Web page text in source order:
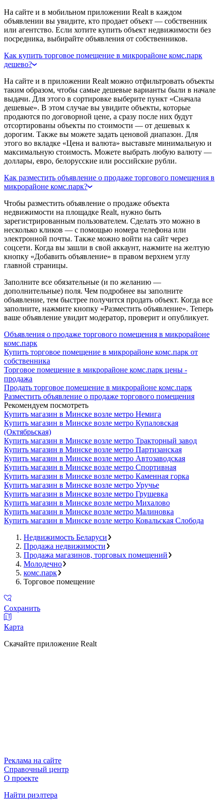
На сайте и в мобильном приложении Realt в каждом
объявлении вы увидите, кто продает объект — собственник
или агентство. Если хотите купить объект недвижимости без
посредника, выбирайте объявления от собственников.
Как купить торговое помещение в микрорайоне комс.парк
дешево?
На сайте и в приложении Realt можно отфильтровать объекты
таким образом, чтобы самые дешевые варианты были в начале
выдачи. Для этого в сортировке выберите пункт «Сначала
дешевые». В этом случае вы увидите объекты, которые
продаются по договорной цене, а сразу после них будут
отсортированы объекты по стоимости — от дешевых к
дорогим. Также вы можете задать ценовой диапазон. Для
этого во вкладке «Цена и валюта» выставьте минимальную и
максимальную стоимость. Можете выбрать любую валюту —
доллары, евро, белорусские или российские рубли.
Как разместить объявление о продаже торгового помещения в
микрорайоне комс.парк?
Чтобы разместить объявление о продаже объекта
недвижимости на площадке Realt, нужно быть
зарегистрированным пользователем. Сделать это можно в
несколько кликов — с помощью номера телефона или
электронной почты. Также можно войти на сайт через
соцсети. Когда вы зашли в свой аккаунт, нажмите на желтую
кнопку «Добавить объявление» в правом верхнем углу
главной страницы.
Заполните все обязательные (и по желанию —
дополнительные) поля. Чем подробнее вы заполните
объявление, тем быстрее получится продать объект. Когда все
заполните, нажмите кнопку «Разместить объявление». Теперь
ваше объявление увидит модератор, проверит и опубликует.
Объявления о продаже торгового помещения в микрорайоне
комс.парк
Купить торговое помещение в микрорайоне комс.парк от
собственника
Торговое помещение в микрорайоне комс.парк цены -
продажа
Продать торговое помещение в микрорайоне комс.парк
Разместить объявление о продаже торгового помещения
Рекомендуем посмотреть
Купить магазин в Минске возле метро Немига
Купить магазин в Минске возле метро Купаловская
(Октябрьская)
Купить магазин в Минске возле метро Тракторный завод
Купить магазин в Минске возле метро Партизанская
Купить магазин в Минске возле метро Автозаводская
Купить магазин в Минске возле метро Спортивная
Купить магазин в Минске возле метро Каменная горка
Купить магазин в Минске возле метро Уручье
Купить магазин в Минске возле метро Грушевка
Купить магазин в Минске возле метро Михалово
Купить магазин в Минске возле метро Малиновка
Купить магазин в Минске возле метро Ковальская Слобода
Недвижимость Беларуси
Продажа недвижимости
Продажа магазинов, торговых помещений
Молодечно
комс.парк
Торговое помещение
Сохранить
Карта
Скачайте приложение Realt
Реклама на сайте
Справочный центр
О проекте
Найти риэлтера